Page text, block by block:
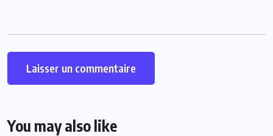
You may also like